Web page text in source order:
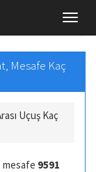
Mesafe Kaç
Uçuş Kaç
mesafe 9591